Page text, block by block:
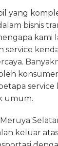
yang
bisnis
kami
service
umum.
keluar